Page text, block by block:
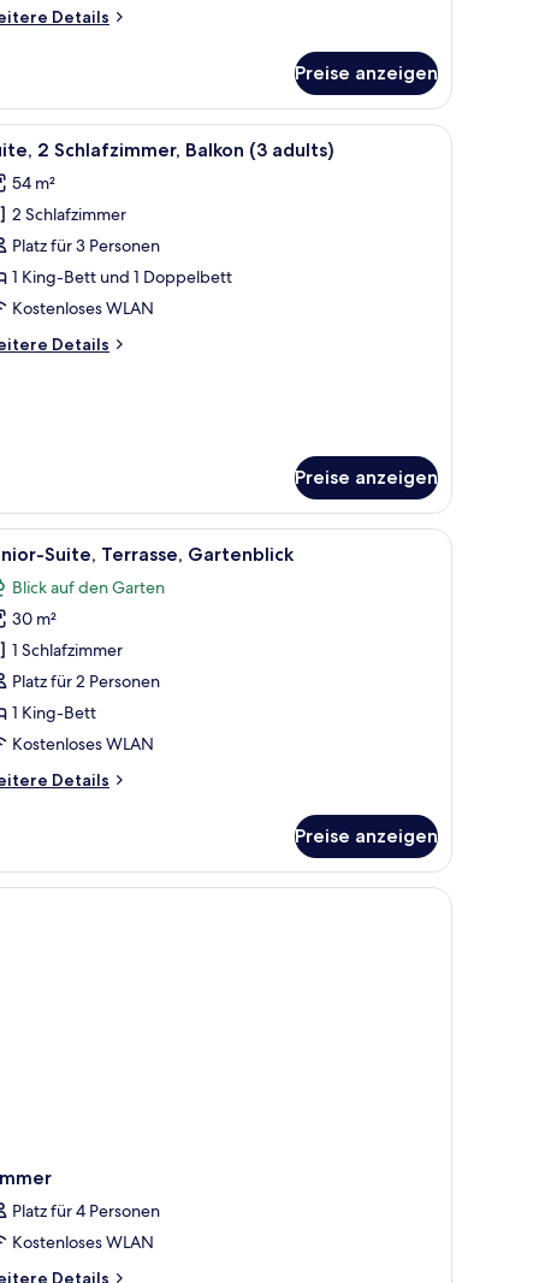
Details
Preise anzeigen
schallisolierte Zimmer Minibar, Zimmersafe,
17 2 Schlafzimmer, Balkon (3 adults)
54 m²
2 Schlafzimmer
Platz für 3 Personen
1 King-Bett und 1 Doppelbett
Kostenloses WLAN
Details
Preise anzeigen
/ RESERVADO Zimmer 19' anzeigt.Junior-Suite, Terrasse, Gartenblick
5 Suite, Terrasse, Gartenblick
Blick auf den Garten
30 m²
1 Schlafzimmer
Platz für 2 Personen
1 King-Bett
Kostenloses WLAN
Details
Preise anzeigen
Platz für 4 Personen
Kostenloses WLAN
Details